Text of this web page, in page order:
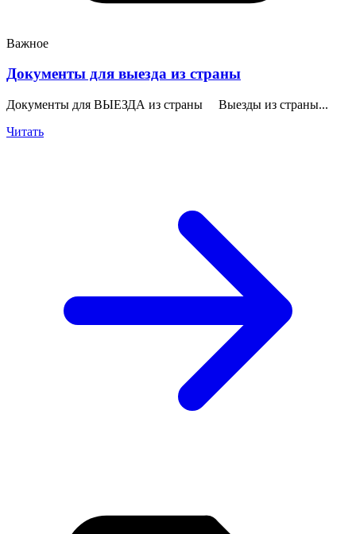
Важное
Документы для выезда из страны
Документы для ВЫЕЗДА из страны Выезды из страны...
Читать